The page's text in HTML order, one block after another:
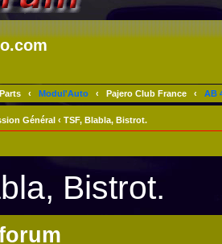
‹ Modul'Auto ‹ Pajero Club France ‹ AB
Général ‹ TSF, Blabla, Bistrot.
Bistrot.